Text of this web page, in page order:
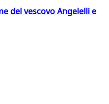
del vescovo Angelelli e